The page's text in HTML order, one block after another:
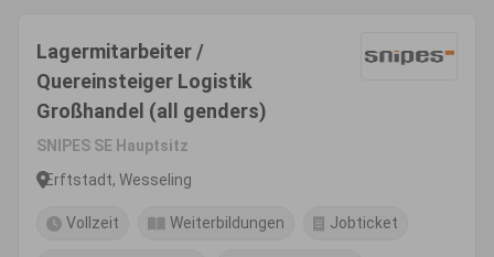
Lagermitarbeiter /
Quereinsteiger Logistik
Großhandel (all genders)
SNIPES SE Hauptsitz
Erftstadt, Wesseling
Vollzeit Weiterbildungen Jobticket